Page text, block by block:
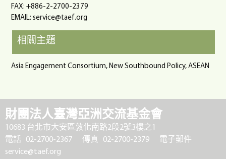
FAX: +886-2-2700-2379
EMAIL: service@taef.org
相關主題
Asia Engagement Consortium, New Southbound Policy, ASEAN
財團法人臺灣亞洲交流基金會
10683 台北市大安區敦化南路2段2號3樓之1
電話 02-2700-2367
傳真 02-2700-2379
電子郵件
service@taef.org